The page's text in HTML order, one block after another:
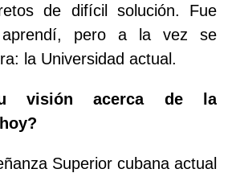
de difícil solución. Fue
pero a la vez se
la Universidad actual.
visión acerca de la
Superior cubana actual